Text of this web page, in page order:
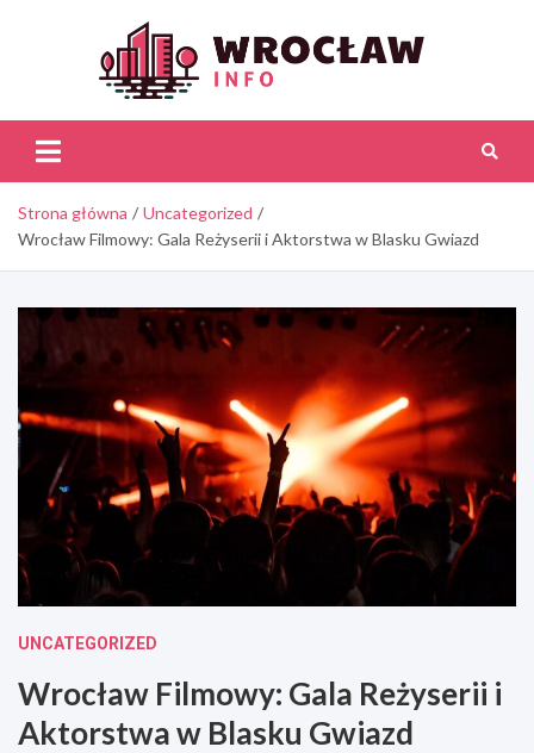
Strona główna
Uncategorized
Wrocław Filmowy: Gala Reżyserii i Aktorstwa w Blasku Gwiazd
UNCATEGORIZED
Wrocław Filmowy: Gala Reżyserii i
Aktorstwa w Blasku Gwiazd